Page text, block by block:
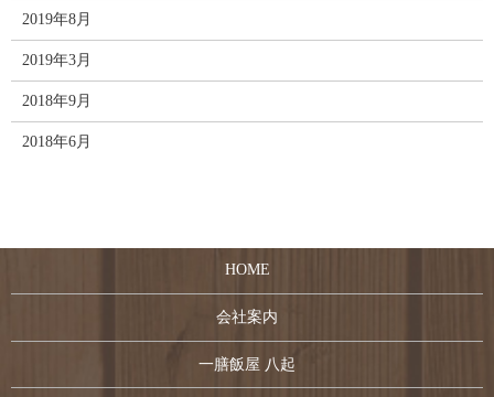
2019年8月
2019年3月
2018年9月
2018年6月
HOME
会社案内
一膳飯屋 八起